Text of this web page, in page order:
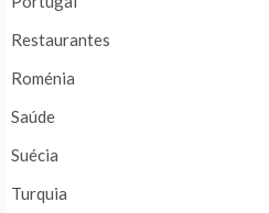
Restaurantes
Roménia
Saúde
Suécia
Turquia